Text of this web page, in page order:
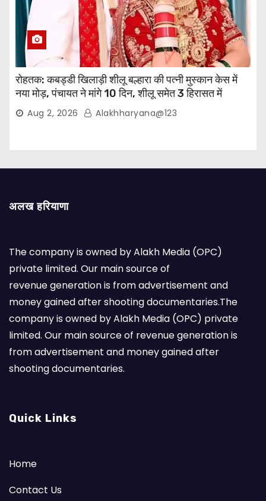
रोहतक: कबड्डी खिलाड़ी शीलू बल्हारा की पत्नी मुस्कान केस में
नया मोड़, पंचायत ने मांगे 10 दिन, शीलू समेत 3 हिरासत में
Aug 2, 2026 Alakhharyana@123
अलख हरियाणा
The company is owned by Alakh Media (OPC)
private limited. Our main source of
revenue generation is from advertisement and
money gained after shooting documentaries.The
company is owned by Alakh Media (OPC) private
limited. Our main source of revenue generation is
from advertisement and money gained after
shooting documentaries.
Quick Links
Home
Contact Us